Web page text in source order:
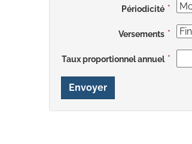
Périodicité
Versements
Taux proportionnel annuel
Envoyer